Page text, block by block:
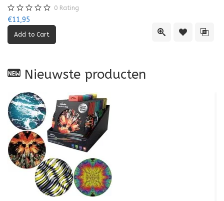
Quick ViewAdd to Add
0 Rating
€11,95
Nieuwste producten